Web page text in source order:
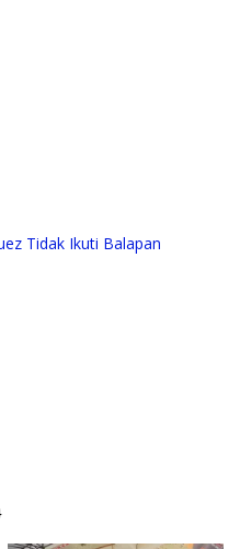
Tidak Ikuti Balapan